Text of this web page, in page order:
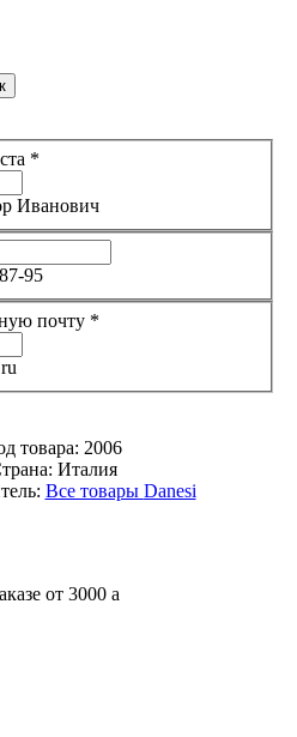
*
Иванович
95
почту *
товара: 2006
Италия
Все товары Danesi
от 3000 a